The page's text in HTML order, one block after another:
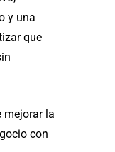
y una
que
mejorar la
con